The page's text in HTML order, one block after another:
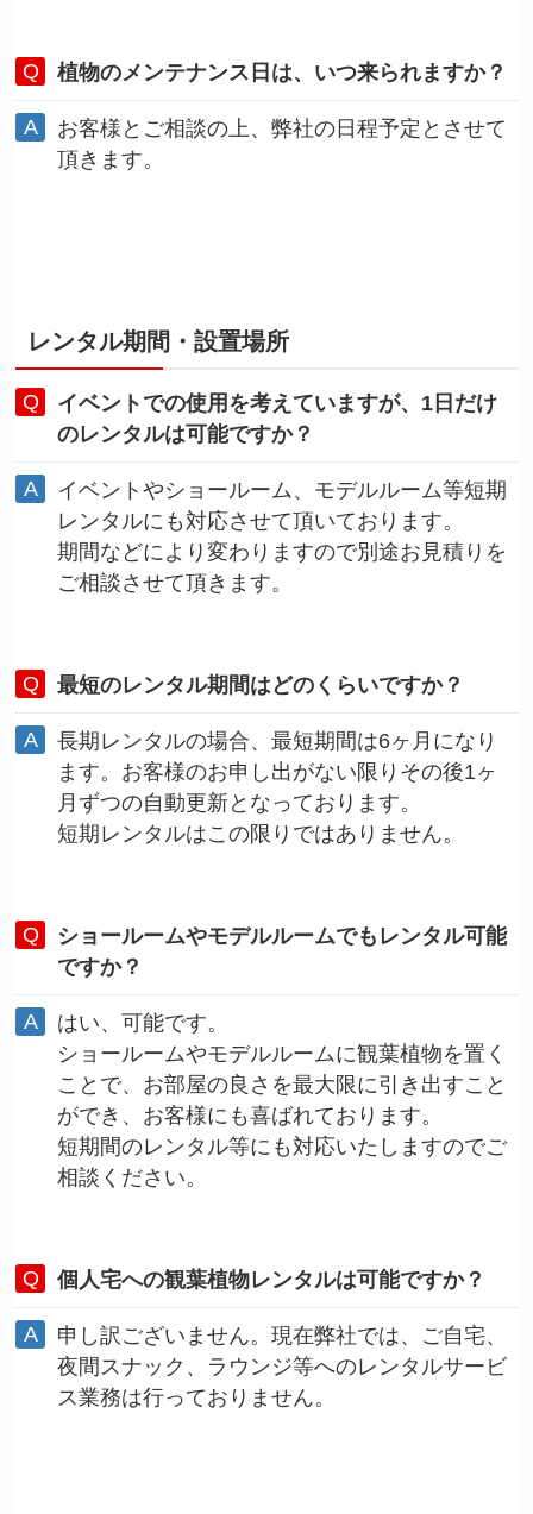
植物のメンテナンス日は、いつ来られますか？
お客様とご相談の上、弊社の日程予定とさせて
頂きます。
レンタル期間・設置場所
イベントでの使用を考えていますが、1日だけ
のレンタルは可能ですか？
イベントやショールーム、モデルルーム等短期
レンタルにも対応させて頂いております。
期間などにより変わりますので別途お見積りを
ご相談させて頂きます。
最短のレンタル期間はどのくらいですか？
長期レンタルの場合、最短期間は6ヶ月になり
ます。お客様のお申し出がない限りその後1ヶ
月ずつの自動更新となっております。
短期レンタルはこの限りではありません。
ショールームやモデルルームでもレンタル可能
ですか？
はい、可能です。
ショールームやモデルルームに観葉植物を置く
ことで、お部屋の良さを最大限に引き出すこと
ができ、お客様にも喜ばれております。
短期間のレンタル等にも対応いたしますのでご
相談ください。
個人宅への観葉植物レンタルは可能ですか？
申し訳ございません。現在弊社では、ご自宅、
夜間スナック、ラウンジ等へのレンタルサービ
ス業務は行っておりません。